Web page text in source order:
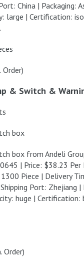
China | Packaging:
large | Certification:
Order)
& Switch &
box
box from Andeli
| Price: $38.23 Per
Piece | Delivery
Port: Zhejiang |
huge | Certification:
Order)